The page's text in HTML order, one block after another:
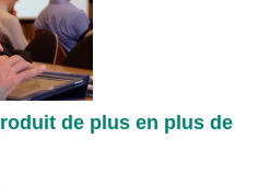
de plus en plus de